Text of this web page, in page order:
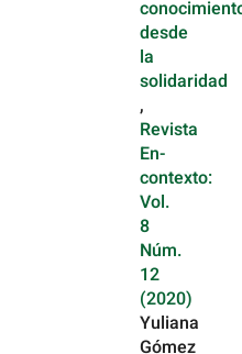
desde
la
solidaridad
,
Revista
En-
contexto:
Vol.
8
Núm.
12
(2020)
Yuliana
Gómez